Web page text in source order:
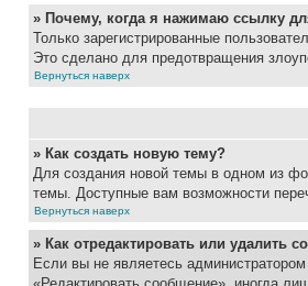
» Почему, когда я нажимаю ссылку
Только зарегистрированные
Это сделано для предотвращения
Вернуться наверх
» Как создать новую тему?
Для создания новой темы в одном из
темы. Доступные вам возможности
Вернуться наверх
» Как отредактировать или удалить
Если вы не являетесь